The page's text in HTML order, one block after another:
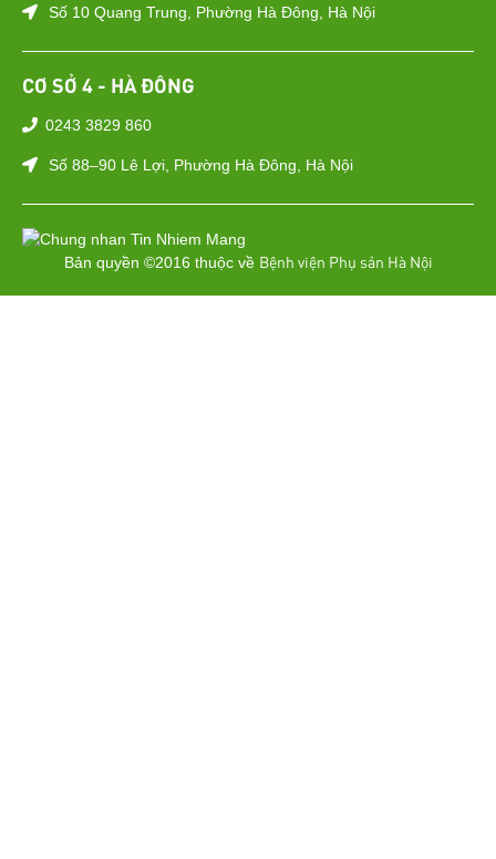
Số 10 Quang Trung, Phường Hà Đông, Hà Nội
CƠ SỞ 4 - HÀ ĐÔNG
0243 3829 860
Số 88–90 Lê Lợi, Phường Hà Đông, Hà Nội
Bản quyền ©2016 thuộc về Bệnh viện Phụ sản Hà Nội